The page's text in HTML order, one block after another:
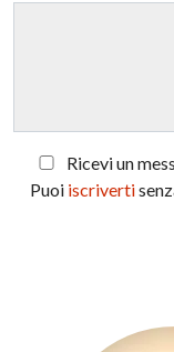
Ricevi un
Puoi iscriverti